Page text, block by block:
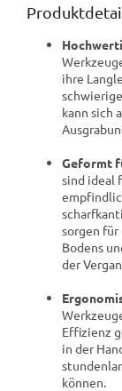
ihre
kann sich
Geformt
sind ideal
sorgen
Bodens
der
Effizienz
in der
können.